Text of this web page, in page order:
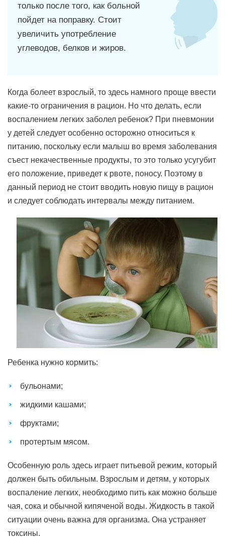
только после того, как больной
пойдет на поправку. Стоит
увеличить употребление
углеводов, белков и жиров.
Когда болеет взрослый, то здесь намного проще ввести
какие-то ограничения в рацион. Но что делать, если
воспалением легких заболел ребенок? При пневмонии
у детей следует особенно осторожно относиться к
питанию, поскольку если малыш во время заболевания
съест некачественные продукты, то это только усугубит
его положение, приведет к рвоте, поносу. Поэтому в
данный период не стоит вводить новую пищу в рацион
и следует соблюдать интервалы между питанием.
Ребенка нужно кормить:
бульонами;
жидкими кашами;
фруктами;
протертым мясом.
Особенную роль здесь играет питьевой режим, который
должен быть обильным. Взрослым и детям, у которых
воспаление легких, необходимо пить как можно больше
чая, сока и обычной кипяченой воды. Жидкость в такой
ситуации очень важна для организма. Она устраняет
токсины.